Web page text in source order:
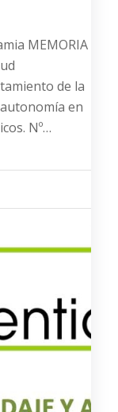
MEMORIA
de la
en
Nº…